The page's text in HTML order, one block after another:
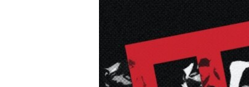
УКРАИНСКАЯ ПРОБЛЕМА КРЫМА